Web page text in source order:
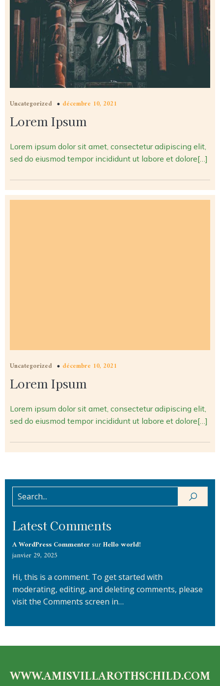
Uncategorized décembre 10, 2021
Lorem Ipsum
Lorem ipsum dolor sit amet, consectetur adipiscing elit,
sed do eiusmod tempor incididunt ut labore et dolore[…]
Uncategorized décembre 10, 2021
Lorem Ipsum
Lorem ipsum dolor sit amet, consectetur adipiscing elit,
sed do eiusmod tempor incididunt ut labore et dolore[…]
Latest Comments
A WordPress CommentersurHello world!
janvier 29, 2025
Hi, this is a comment. To get started with
moderating, editing, and deleting comments, please
visit the Comments screen in…
WWW.AMISVILLAROTHSCHILD.COM